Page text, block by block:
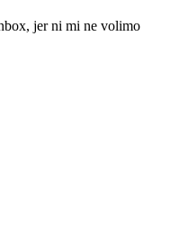
jer ni mi ne volimo